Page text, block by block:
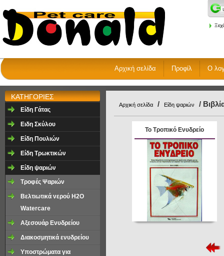
Αρχική σελίδα Προφίλ Ο
ΚΑΤΗΓΟΡΙΕΣ
Είδη Γάτας
Ειδη Σκύλου
Είδη Πουλιών
Είδη Τρωκτικών
Είδη ψαριών
Τροφές Ψαριών
Βελτιωτικά νερού H2O
Watercare
Αξεσουάρ Ενυδρείου
Διακοσμητικά ενυδρείου
Υποστρώματα για
Αρχική σελίδα / Είδη ψαριών /
Το Τροπικό Ενυδρείο